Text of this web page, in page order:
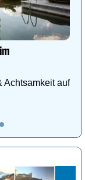
Achtsamkeit auf